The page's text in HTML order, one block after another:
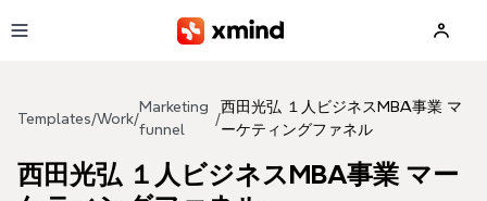
Templates/Work/
Marketing
funnel
/
西田光弘 １人ビジネスMBA事業 マ
ーケティングファネル
西田光弘 １人ビジネスMBA事業 マー